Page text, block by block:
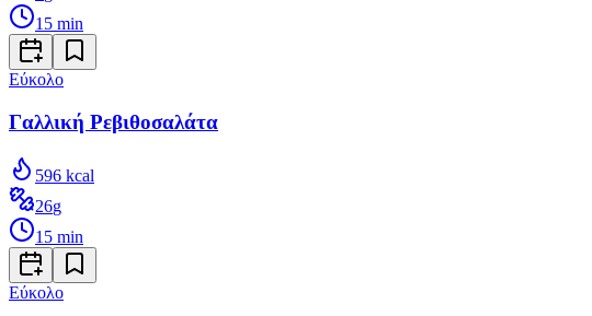
15 min
Εύκολο
Γαλλική Ρεβιθοσαλάτα
596 kcal
26g
15 min
Εύκολο